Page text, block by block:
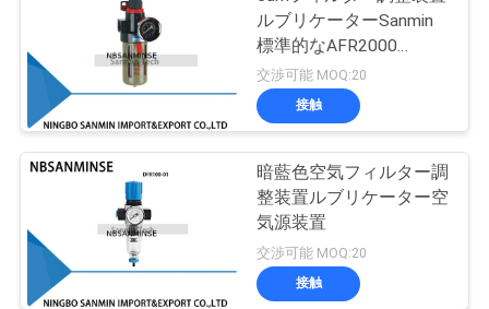
ス
引
を
空気の空気付属品
ルブリケーターSanmin
標準的なAFR2000
BFR2000 1の単位
交渉可能 MOQ:20
接触
暗藍色空気フィルター調
整装置ルブリケーター空
気源装置
交渉可能 MOQ:20
接触